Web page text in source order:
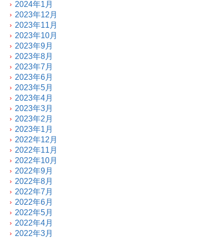
2024年1月
2023年12月
2023年11月
2023年10月
2023年9月
2023年8月
2023年7月
2023年6月
2023年5月
2023年4月
2023年3月
2023年2月
2023年1月
2022年12月
2022年11月
2022年10月
2022年9月
2022年8月
2022年7月
2022年6月
2022年5月
2022年4月
2022年3月